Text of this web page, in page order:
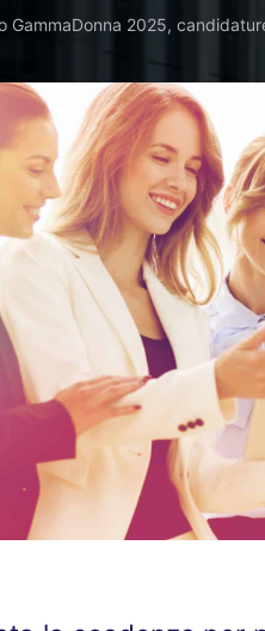
GammaDonna 2025,